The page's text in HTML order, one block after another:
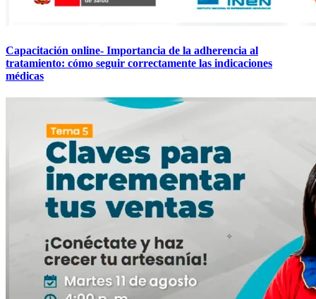
Capacitación online- Importancia de la adherencia al
tratamiento: cómo seguir correctamente las indicaciones
médicas